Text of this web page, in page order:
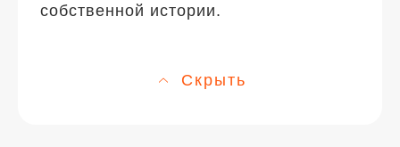
собственной истории.
Скрыть